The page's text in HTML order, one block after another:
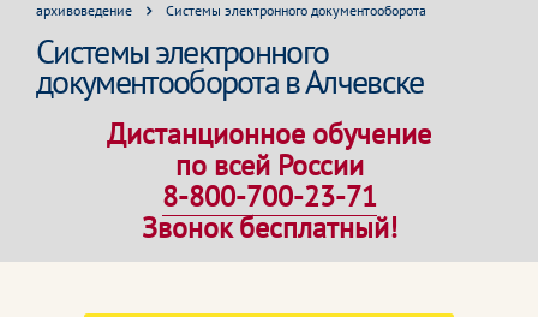
архивоведение
Системы электронного документооборота
Системы электронного
документооборота в Алчевске
Дистанционное обучение
по всей России
8-800-700-23-71
Звонок бесплатный!